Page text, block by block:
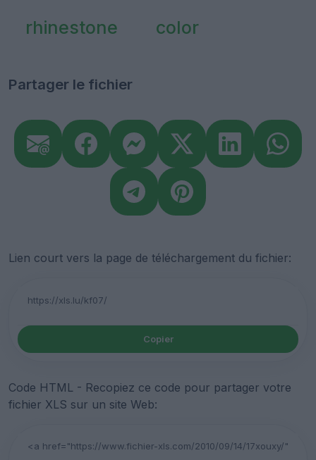
rhinestone color
Partager le fichier
Lien court vers la page de téléchargement du fichier:
Copier
Code HTML - Recopiez ce code pour partager votre
fichier XLS sur un site Web: